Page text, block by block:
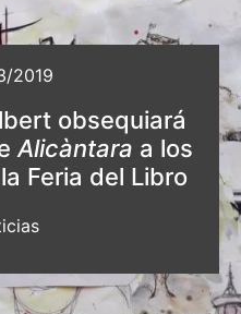
2019
obsequiará
Alicàntara a los
Feria del Libro